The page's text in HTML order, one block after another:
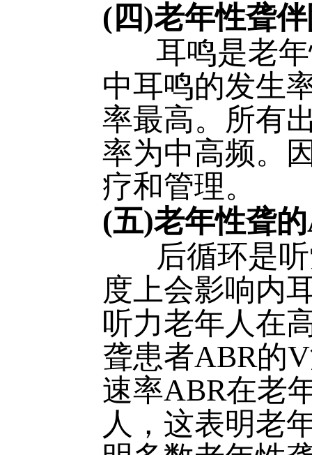
(四)老年性聋
耳鸣是老年
中耳鸣的发生
率最高。所有
率为中高频。
疗和管理。
(五)老年性聋
后循环是听
度上会影响内
听力老年人在
聋患者ABR的
速率ABR在老
人，这表明老